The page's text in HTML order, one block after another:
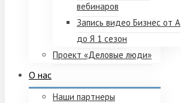
вебинаров
Запись видео Бизнес от А
до Я 1 сезон
Проект «Деловые люди»
О нас
Наши партнеры